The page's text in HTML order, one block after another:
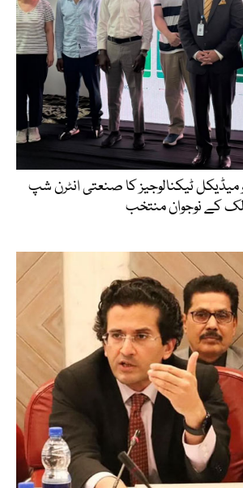
میڈیکل ٹیکنالوجیز کا صنعتی انٹرن شپ